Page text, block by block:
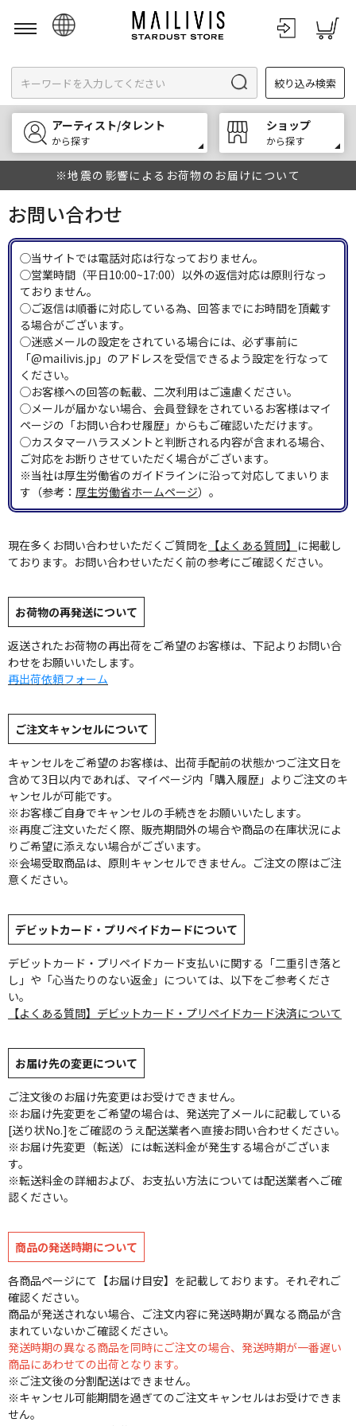
English
한국어
中文
絞り込み検索
アーティスト/タレント
から探す
ショップ
から探す
※地震の影響によるお荷物のお届けについて
お問い合わせ
◯当サイトでは電話対応は行なっておりません。
◯営業時間（平日10:00~17:00）以外の返信対応は原則行なっ
ておりません。
◯ご返信は順番に対応している為、回答までにお時間を頂戴す
る場合がございます。
◯迷惑メールの設定をされている場合には、必ず事前に
「@mailivis.jp」のアドレスを受信できるよう設定を行なって
ください。
◯お客様への回答の転載、二次利用はご遠慮ください。
◯メールが届かない場合、会員登録をされているお客様はマイ
ページの「お問い合わせ履歴」からもご確認いただけます。
◯カスタマーハラスメントと判断される内容が含まれる場合、
ご対応をお断りさせていただく場合がございます。
※当社は厚生労働省のガイドラインに沿って対応してまいりま
す（参考： 厚生労働省ホームページ）。
現在多くお問い合わせいただくご質問を 【よくある質問】 に掲載し
ております。お問い合わせいただく前の参考にご確認ください。
お荷物の再発送について
返送されたお荷物の再出荷をご希望のお客様は、下記よりお問い合
わせをお願いいたします。
再出荷依頼フォーム
ご注文キャンセルについて
キャンセルをご希望のお客様は、出荷手配前の状態かつご注文日を
含めて3日以内であれば、マイページ内「購入履歴」よりご注文のキ
ャンセルが可能です。
※お客様ご自身でキャンセルの手続きをお願いいたします。
※再度ご注文いただく際、販売期間外の場合や商品の在庫状況によ
りご希望に添えない場合がございます。
※会場受取商品は、原則キャンセルできません。ご注文の際はご注
意ください。
デビットカード・プリペイドカードについて
デビットカード・プリペイドカード支払いに関する「二重引き落と
し」や「心当たりのない返金」については、以下をご参考くださ
い。
【よくある質問】デビットカード・プリペイドカード決済について
お届け先の変更について
ご注文後のお届け先変更はお受けできません。
※お届け先変更をご希望の場合は、発送完了メールに記載している
[送り状No.]をご確認のうえ配送業者へ直接お問い合わせください。
※お届け先変更（転送）には転送料金が発生する場合がございま
す。
※転送料金の詳細および、お支払い方法については配送業者へご確
認ください。
商品の発送時期について
各商品ページにて【お届け目安】を記載しております。それぞれご
確認ください。
商品が発送されない場合、ご注文内容に発送時期が異なる商品が含
まれていないかご確認ください。
発送時期の異なる商品を同時にご注文の場合、発送時期が一番遅い
商品にあわせての出荷となります。
※ご注文後の分割配送はできません。
※キャンセル可能期間を過ぎてのご注文キャンセルはお受けできま
せん。